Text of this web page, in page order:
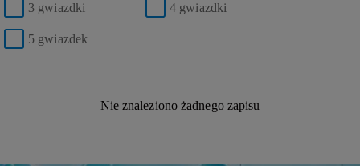
3 gwiazdki 4 gwiazdki
5 gwiazdek
Nie znaleziono żadnego zapisu